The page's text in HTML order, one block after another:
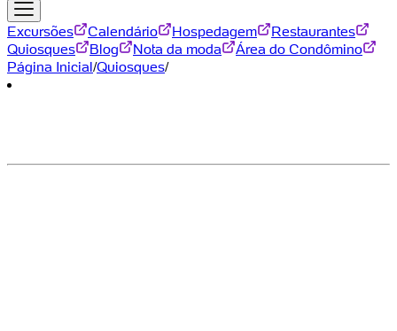
Excursões Calendário Hospedagem
Restaurantes
Quiosques
Blog Nota da moda
Área do Condômino
Página Inicial/Quiosques/